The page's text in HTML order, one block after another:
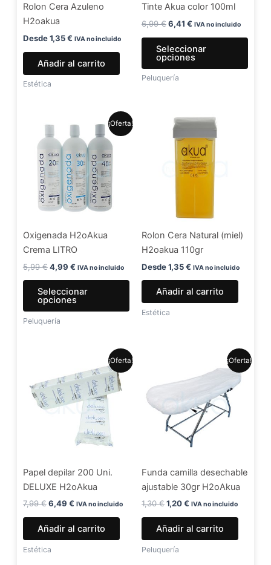
Rolon Cera Azuleno
H2oakua
Desde1,35€ IVA no incluido
Añadir al carrito
Estética
Tinte Akua color 100ml
6,99€6,41 € IVA no incluido
Seleccionar
opciones
en
Peluquería
¡Oferta!
Oxigenada H2oAkua
Crema LITRO
5,99€
original
era:
5,99 €.
4,99 €
precio
actual
4,99 €.
IVA no incluido
Seleccionar
opciones
Este
producto
pueden
elegir
la
página
de
Peluquería
Rolon Cera Natural (miel)
H2oakua 110gr
Desde1,35€ IVA no incluido
Añadir al carrito
Estética
¡Oferta!
Papel depilar 200 Uni.
DELUXE H2oAkua
7,99€
original
era:
7,99 €.
6,49 €
precio
actual
es:
6,49 €.
IVA no incluido
Añadir al carrito
Estética
¡Oferta!
Funda camilla desechable
ajustable 30gr H2oAkua
1,30€
original
era:
1,20€
actual
1,20 €.
IVA no incluido
Añadir al carrito
Peluquería